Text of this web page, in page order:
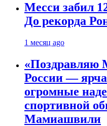
Месси забил
До рекорда
1 месяц ago
«Поздравляю
России —
огромные
спортивной
Мамиашвили